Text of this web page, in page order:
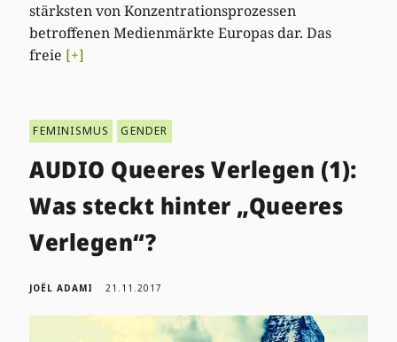
stärksten von Konzentrationsprozessen
betroffenen Medienmärkte Europas dar. Das
freie [+]
FEMINISMUS GENDER
AUDIO Queeres Verlegen (1):
Was steckt hinter „Queeres
Verlegen“?
JOËL ADAMI 21.11.2017